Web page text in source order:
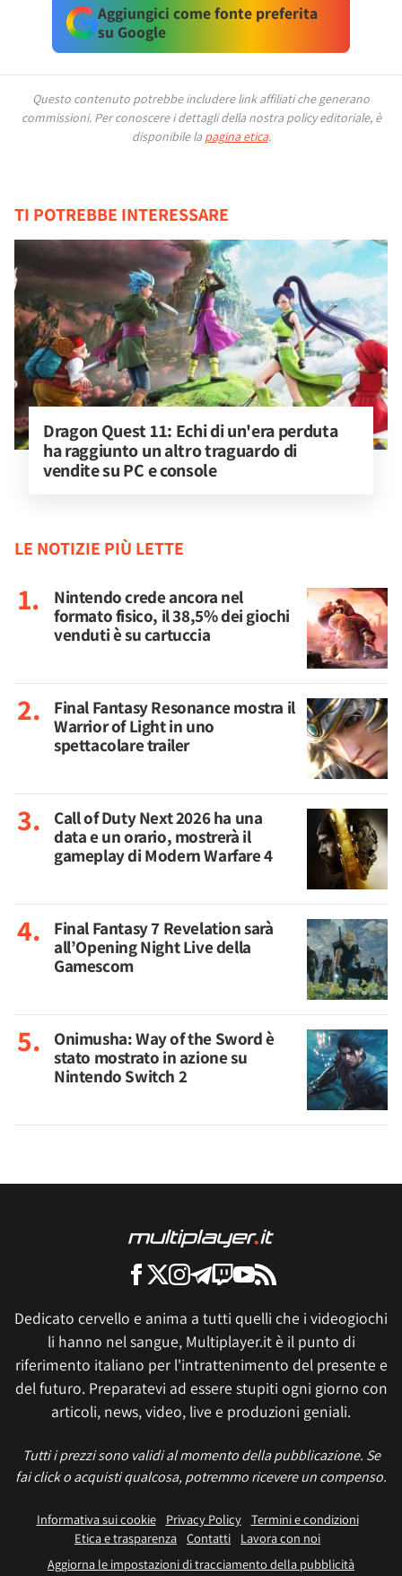
Aggiungici come fonte preferita
su Google
Questo contenuto potrebbe includere link affiliati che generano
commissioni. Per conoscere i dettagli della nostra policy editoriale, è
disponibile la pagina etica.
TI POTREBBE INTERESSARE
Dragon Quest 11: Echi di un'era perduta
ha raggiunto un altro traguardo di
vendite su PC e console
LE NOTIZIE PIÙ LETTE
Nintendo crede ancora nel
formato fisico, il 38,5% dei giochi
venduti è su cartuccia
Final Fantasy Resonance mostra il
Warrior of Light in uno
spettacolare trailer
Call of Duty Next 2026 ha una
data e un orario, mostrerà il
gameplay di Modern Warfare 4
Final Fantasy 7 Revelation sarà
all’Opening Night Live della
Gamescom
Onimusha: Way of the Sword è
stato mostrato in azione su
Nintendo Switch 2
Dedicato cervello e anima a tutti quelli che i videogiochi
li hanno nel sangue, Multiplayer.it è il punto di
riferimento italiano per l'intrattenimento del presente e
del futuro. Preparatevi ad essere stupiti ogni giorno con
articoli, news, video, live e produzioni geniali.
Tutti i prezzi sono validi al momento della pubblicazione. Se
fai click o acquisti qualcosa, potremmo ricevere un compenso.
Informativa sui cookie Privacy Policy
Termini e condizioni
Etica e trasparenza Contatti
Lavora con noi
Aggiorna le impostazioni di tracciamento della pubblicità